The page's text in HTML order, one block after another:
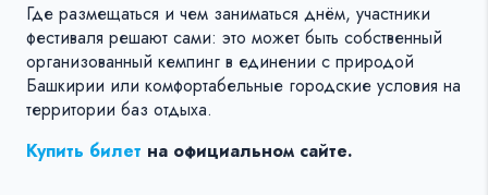
Где размещаться и чем заниматься днём, участники
фестиваля решают сами: это может быть собственный
организованный кемпинг в единении с природой
Башкирии или комфортабельные городские условия на
территории баз отдыха.
Купить билет на официальном сайте.